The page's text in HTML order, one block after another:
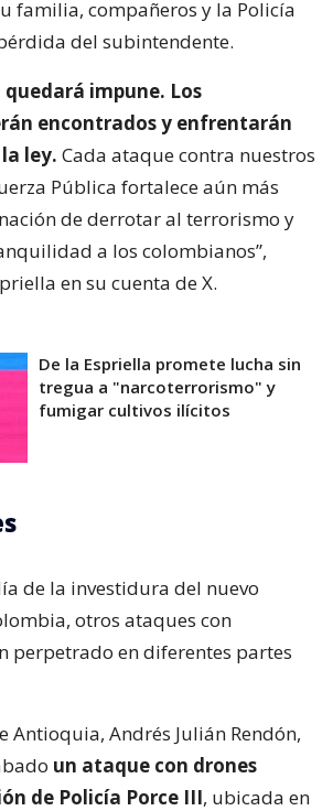
familia, compañeros y la Policía
del subintendente.
quedará impune. Los
encontrados y enfrentarán
ley. Cada ataque contra nuestros
Pública fortalece aún más
de derrotar al terrorismo y
a los colombianos”,
en su cuenta de X.
De la Espriella promete lucha sin
tregua a "narcoterrorismo" y
fumigar cultivos ilícitos
de la investidura del nuevo
otros ataques con
perpetrado en diferentes partes
Antioquia, Andrés Julián Rendón,
un ataque con drones
de Policía Porce III, ubicada en